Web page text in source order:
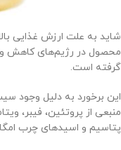
شاید به علت ارزش غذایی
محصول در رژیم‌های کاهش
گرفته است.
این برخورد به دلیل وجود
پتاسیم و اسیدهای چرب امگا-3 و امگا-6